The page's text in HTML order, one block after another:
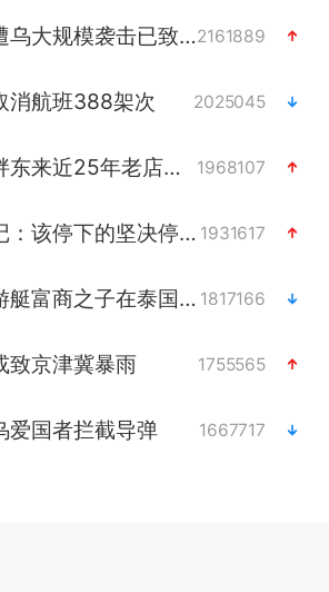
俄称边境州遭乌大规模袭击已致13伤2161889
消航班388架次 2025045
于东来回应胖东来近25年老店年底关闭 1968107
浙江省委书记：该停下的坚决停下来 1931617
中国籍豪华游艇富商之子在泰国被杀 1817166
致京津冀暴雨 1755565
爱国者拦截导弹 1667717